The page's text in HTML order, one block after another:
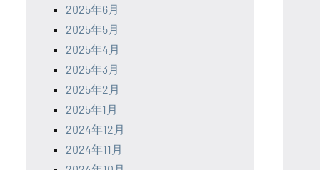
2025年6月
2025年5月
2025年4月
2025年3月
2025年2月
2025年1月
2024年12月
2024年11月